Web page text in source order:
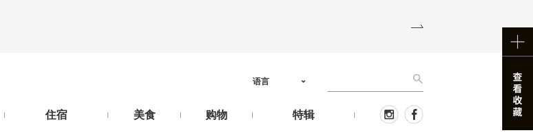
住宿 美食 购物 特辑
语言